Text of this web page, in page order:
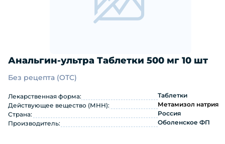
Анальгин-ультра Таблетки 500 мг 10 шт
Анальгин-ультра Таблетки 500 мг
Без рецепта (OTC)
Лекарственная форма:
Таблетки
Действующее вещество (МНН):
Метамизол натрия
Страна:
Россия
Производитель:
Оболенское ФП